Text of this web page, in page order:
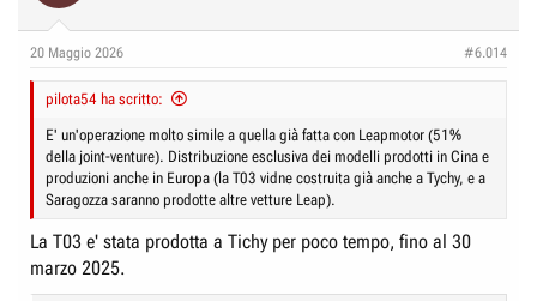
20 Maggio 2026 #6.014
pilota54 ha scritto:
E' un'operazione molto simile a quella già fatta con Leapmotor (51%
della joint-venture). Distribuzione esclusiva dei modelli prodotti in Cina e
produzioni anche in Europa (la T03 vidne costruita già anche a Tychy, e a
Saragozza saranno prodotte altre vetture Leap).
La T03 e' stata prodotta a Tichy per poco tempo, fino al 30
marzo 2025.